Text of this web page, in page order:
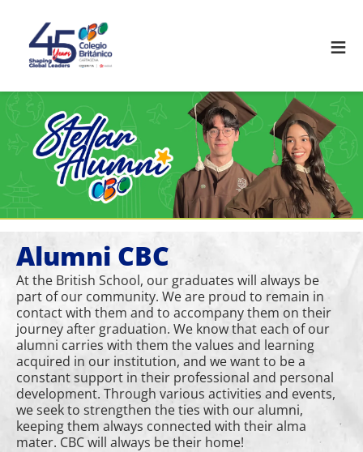
≡
Alumni CBC
At the British School, our graduates will always be
part of our community. We are proud to remain in
contact with them and to accompany them on their
journey after graduation. We know that each of our
alumni carries with them the values and learning
acquired in our institution, and we want to be a
constant support in their professional and personal
development. Through various activities and events,
we seek to strengthen the ties with our alumni,
keeping them always connected with their alma
mater. CBC will always be their home!